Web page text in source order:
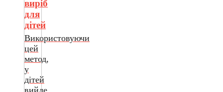
виріб
для
дітей
Використовуючи
цей
метод,
у
дітей
вийде